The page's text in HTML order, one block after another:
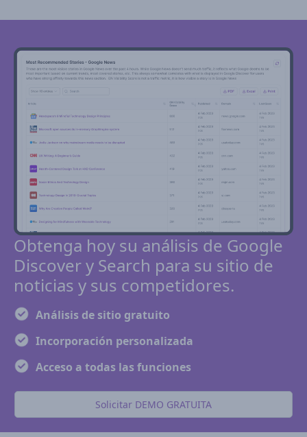
Obtenga hoy su análisis de Google
Discover y Search para su sitio de
noticias y sus competidores.
Análisis de sitio gratuito
Incorporación personalizada
Acceso a todas las funciones
Solicitar DEMO GRATUITA